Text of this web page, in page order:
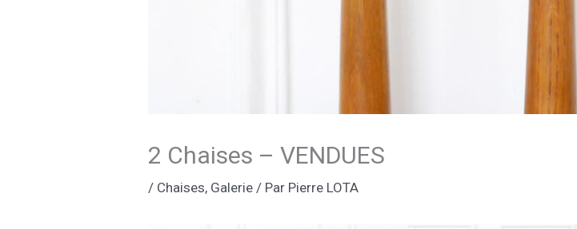
2 Chaises – VENDUES
/ Chaises, Galerie / Par Pierre LOTA